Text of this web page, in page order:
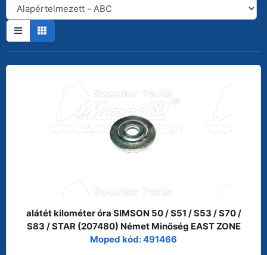
alátét kilométer óra SIMSON 50 / S51 / S53 / S70 /
S83 / STAR (207480) Német Minőség EAST ZONE
Moped kód: 491466